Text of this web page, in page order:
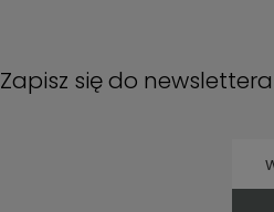
Zapisz się do